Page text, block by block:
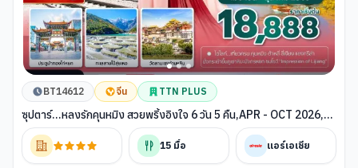
BT14612 จีน TTN PLUS
ซุปตาร์...หลงรักคุนหมิง สวยพริ้งอิงใจ 6 วัน 5 คืน,APR - OCT 2026,
(ทัวร์ไม่ลงร้าน),บินเช้า กลับเที่ยง
15 มื้อ แอร์เอเชีย